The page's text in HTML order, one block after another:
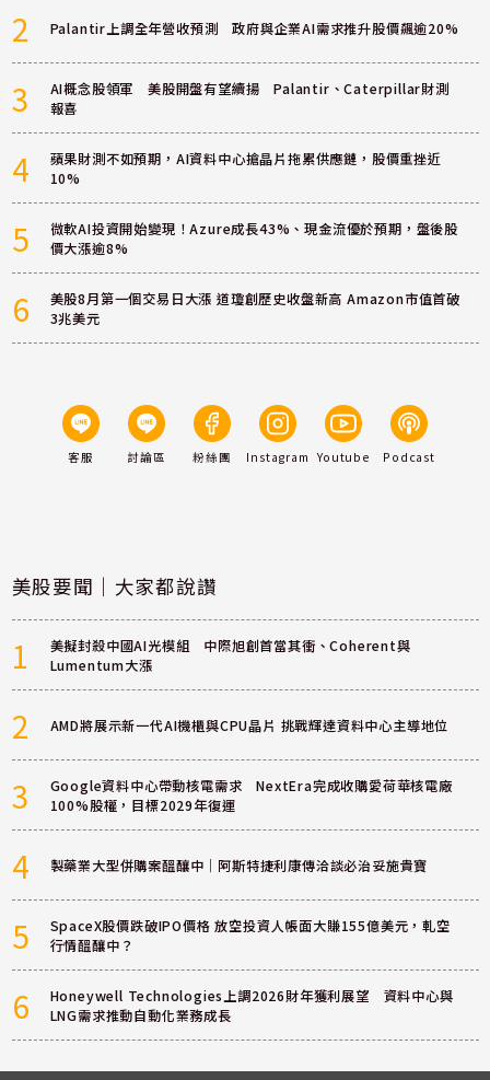
2 Palantir上調全年營收預測 政府與企業AI需求推升股價飆逾20%
3
AI概念股領軍 美股開盤有望續揚 Palantir、Caterpillar財測
報喜
4
蘋果財測不如預期，AI資料中心搶晶片拖累供應鏈，股價重挫近
10%
5
微軟AI投資開始變現！Azure成長43%、現金流優於預期，盤後股
價大漲逾8%
6
美股8月第一個交易日大漲 道瓊創歷史收盤新高 Amazon市值首破
3兆美元
客服 討論區 粉絲團 Instagram Youtube Podcast
美股要聞｜大家都說讚
1
美擬封殺中國AI光模組 中際旭創首當其衝、Coherent與
Lumentum大漲
2 AMD將展示新一代AI機櫃與CPU晶片 挑戰輝達資料中心主導地位
3
Google資料中心帶動核電需求 NextEra完成收購愛荷華核電廠
100%股權，目標2029年復運
4 製藥業大型併購案醞釀中｜阿斯特捷利康傳洽談必治妥施貴寶
5
SpaceX股價跌破IPO價格 放空投資人帳面大賺155億美元，軋空
行情醞釀中？
6
Honeywell Technologies上調2026財年獲利展望 資料中心與
LNG需求推動自動化業務成長